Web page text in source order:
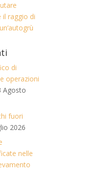
il raggio di
di
operazioni
Agosto
fuori
2026
nelle